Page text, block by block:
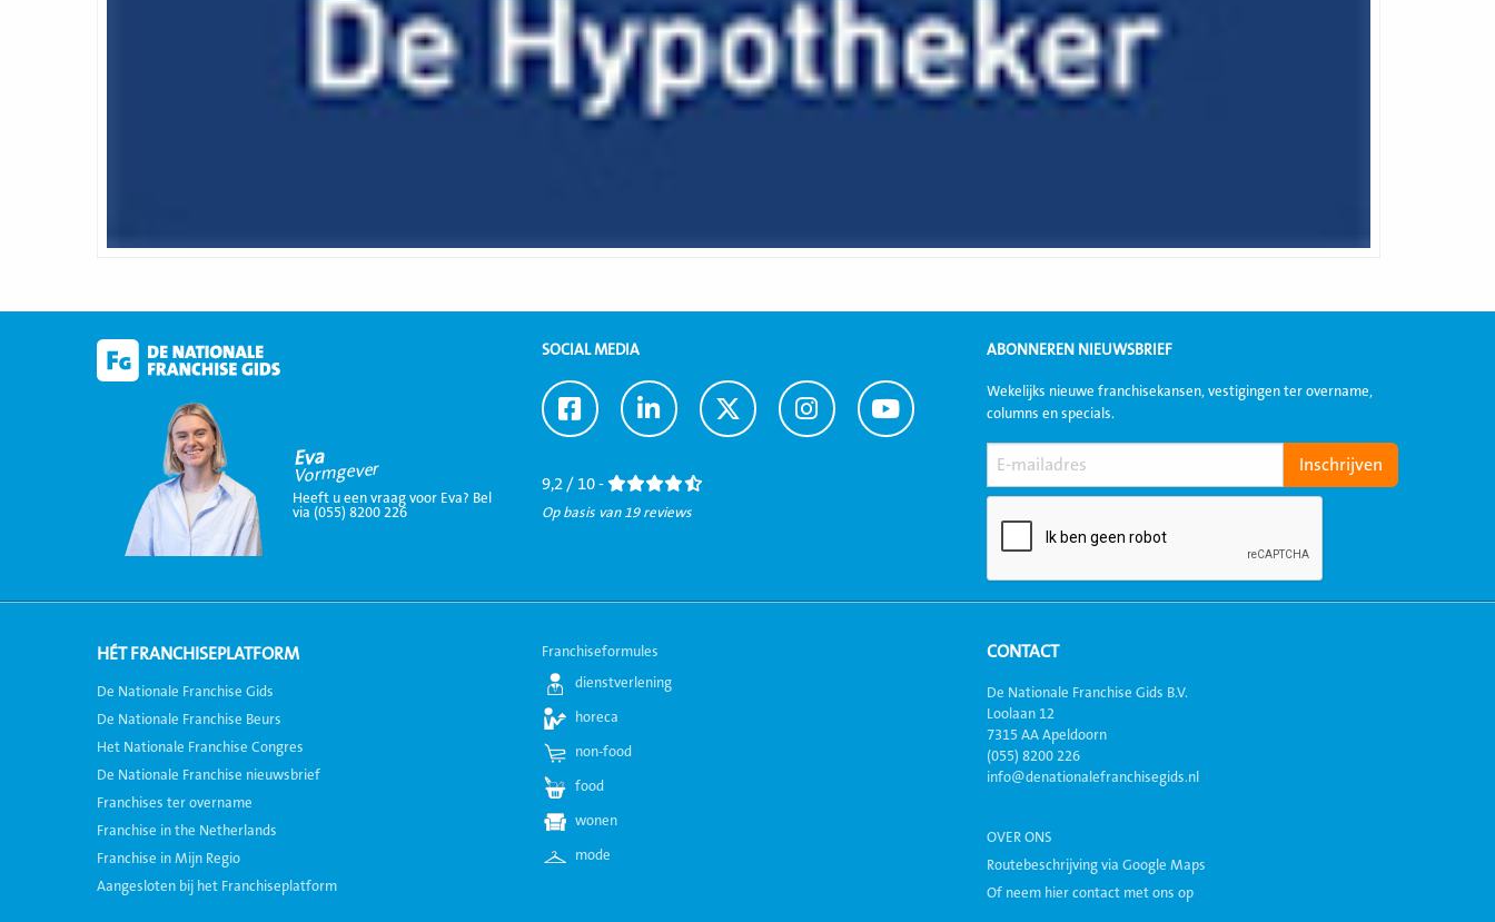
Eva
Vormgever
Heeft u een vraag voor Eva? Bel
via (055) 8200 226
SOCIAL MEDIA
Ga
naar
Ga
naar
Ga
naar
Ga
naar
Ga
naar
9,2 / 10 -
Op basis van 19 reviews
ABONNEREN NIEUWSBRIEF
Wekelijks nieuwe franchisekansen, vestigingen ter overname,
columns en specials.
HÉT FRANCHISEPLATFORM
De Nationale Franchise Gids
De Nationale Franchise Beurs
Het Nationale Franchise Congres
De Nationale Franchise nieuwsbrief
Franchises ter overname
Franchise in the Netherlands
Franchise in Mijn Regio
Aangesloten bij het Franchiseplatform
Franchiseformules
dienstverlening
horeca
non-food
food
wonen
mode
CONTACT
De Nationale Franchise Gids B.V.
Loolaan 12
7315 AA Apeldoorn
(055) 8200 226
info@denationalefranchisegids.nl
OVER ONS
Routebeschrijving via Google Maps
Of neem hier contact met ons op